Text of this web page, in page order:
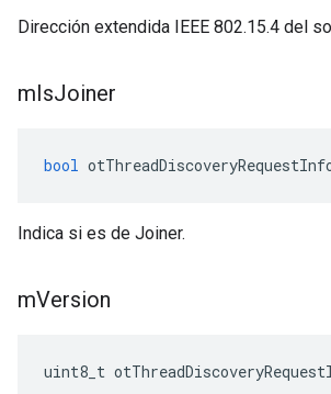
Dirección extendida IEEE 802.15.4 del
mIsJoiner
bool
Indica si es de Joiner.
mVersion
uint8_t